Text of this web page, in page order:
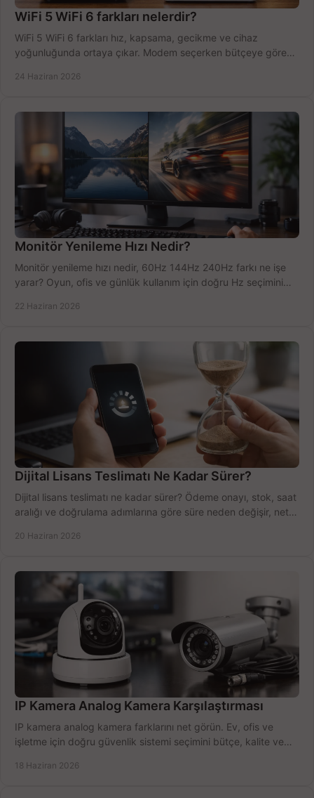
WiFi 5 WiFi 6 farkları nelerdir?
WiFi 5 WiFi 6 farkları hız, kapsama, gecikme ve cihaz
yoğunluğunda ortaya çıkar. Modem seçerken bütçeye göre
24 Haziran 2026
Monitör Yenileme Hızı Nedir?
Monitör yenileme hızı nedir, 60Hz 144Hz 240Hz farkı ne işe
yarar? Oyun, ofis ve günlük kullanım için doğru Hz seçimini
22 Haziran 2026
Dijital Lisans Teslimatı Ne Kadar Sürer?
Dijital lisans teslimatı ne kadar sürer? Ödeme onayı, stok, saat
aralığı ve doğrulama adımlarına göre süre neden değişir, net
20 Haziran 2026
IP Kamera Analog Kamera Karşılaştırması
IP kamera analog kamera farklarını net görün. Ev, ofis ve
işletme için doğru güvenlik sistemi seçimini bütçe, kalite ve
18 Haziran 2026